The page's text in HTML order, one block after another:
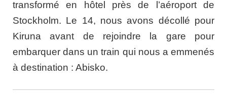
transformé en hôtel près de l’aéroport de
Stockholm. Le 14, nous avons décollé pour
Kiruna avant de rejoindre la gare pour
embarquer dans un train qui nous a emmenés
à destination : Abisko.